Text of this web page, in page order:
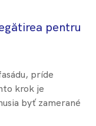
pentru
príde
krok je
byť zamerané